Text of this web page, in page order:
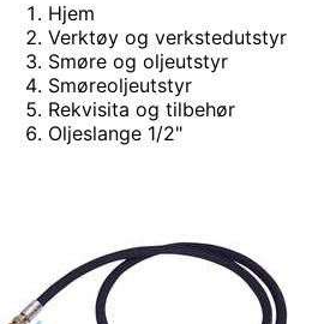
Hjem
Verktøy og verkstedutstyr
Smøre og oljeutstyr
Smøreoljeutstyr
Rekvisita og tilbehør
Oljeslange 1/2"